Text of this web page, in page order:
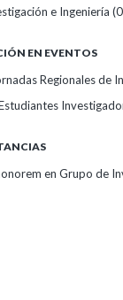
e Ingeniería
EN EVENTOS
Regionales de
en Grupo de